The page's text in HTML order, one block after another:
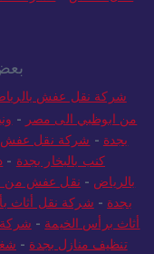
شركة نقل عفش
من ابوظبي الى مصر -
بجدة - شركة نقل عفش
كنب بالبخار بجدة -
بالرياض - نقل عفش من
بجدة - شركة نقل أثاث
أثاث برأس الخيمة - شركة
تنظيف منازل بجدة -